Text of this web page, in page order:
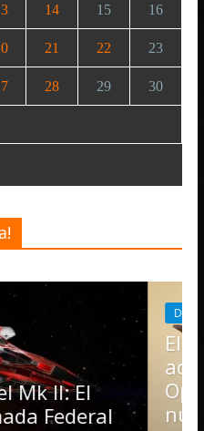
14 15 16
21 22 23
28 29 30
recibe la
4.4.0: llegan
el vehículo
mejoras